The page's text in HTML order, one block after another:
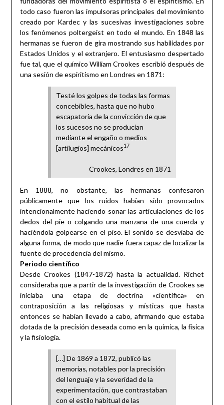
todo caso fueron las impulsoras principales del movimiento
creado por Kardec y las sucesivas investigaciones sobre
los fenómenos poltergeist en todo el mundo. En 1848 las
hermanas se fueron de gira mostrando sus habilidades por
Estados Unidos y el extranjero. El entusiasmo despertado
fue tal, que el químico William Crookes escribió después de
una sesión de espiritismo en Londres en 1871:
Testé los golpes de todas las formas
concebibles, hasta que no hubo
escapatoria de la convicción de que
los sucesos no se producían
mediante el engaño o medios
[artilugios] mecánicos17
Crookes, Londres en 1871
En 1888, no obstante, las hermanas confesaron
públicamente que los ruidos habían sido provocados
intencionalmente haciendo sonar las articulaciones de los
dedos del pie o colgando una manzana de una cuerda y
haciéndola golpearse en el piso. El sonido se desviaba de
alguna forma, de modo que nadie fuera capaz de localizar la
fuente de procedencia del mismo.
Periodo científico
Desde Crookes (1847-1872) hasta la actualidad. Richet
consideraba que a partir de la investigación de Crookes se
iniciaba una etapa de doctrina «científica» en
contraposición a las religiosas y místicas que hasta
entonces se habían llevado a cabo, afirmando que estaba
dotada de la precisión deseada como en la química, la física
y la fisiología.
[…] De 1869 a 1872, publicó las
memorias, notables por la precisión
del lenguaje y la severidad de la
experimentación, que contrastaban
con el estilo habitual de las